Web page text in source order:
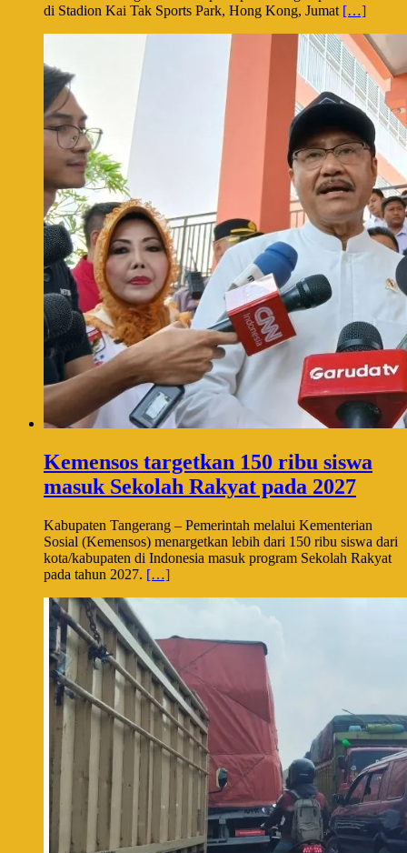
di Stadion Kai Tak Sports Park, Hong Kong, Jumat […]
Kemensos targetkan 150 ribu siswa
masuk Sekolah Rakyat pada 2027
Kabupaten Tangerang – Pemerintah melalui Kementerian
Sosial (Kemensos) menargetkan lebih dari 150 ribu siswa dari
kota/kabupaten di Indonesia masuk program Sekolah Rakyat
pada tahun 2027. […]